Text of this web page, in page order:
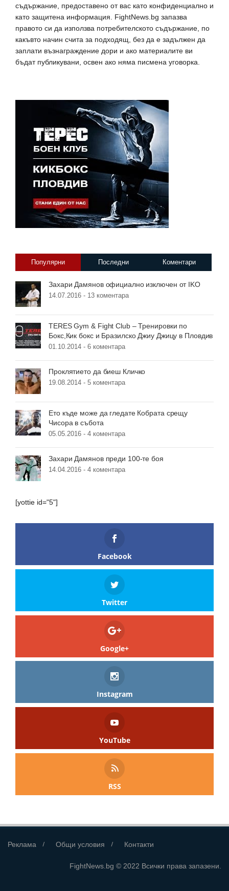
съдържание, предоставено от вас като конфиденциално и
като защитена информация. FightNews.bg запазва
правото си да използва потребителското съдържание, по
какъвто начин счита за подходящ, без да е задължен да
заплати възнаграждение дори и ако материалите ви
бъдат публикувани, освен ако няма писмена уговорка.
Популярни Последни Коментари
Захари Дамянов официално изключен от IKO
14.07.2016 - 13 коментара
TERES Gym & Fight Club – Тренировки по
Бокс,Кик бокс и Бразилско Джиу Джицу в Пловдив
01.10.2014 - 6 коментара
Проклятието да биеш Кличко
19.08.2014 - 5 коментара
Ето къде може да гледате Кобрата срещу
Чисора в събота
05.05.2016 - 4 коментара
Захари Дамянов преди 100-те боя
14.04.2016 - 4 коментара
[yottie id="5"]
Facebook
Twitter
Google+
Instagram
YouTube
RSS
Реклама Общи условия Контакти
FightNews.bg © 2022 Всички права запазени.